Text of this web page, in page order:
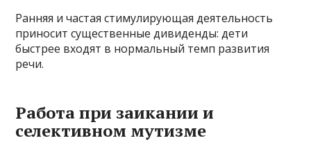
Ранняя и частая стимулирующая деятельность
приносит существенные дивиденды: дети
быстрее входят в нормальный темп развития
речи.
Работа при заикании и
селективном мутизме